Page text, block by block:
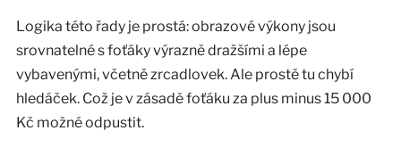
Logika této řady je prostá: obrazové výkony jsou
srovnatelné s foťáky výrazně dražšími a lépe
vybavenými, včetně zrcadlovek. Ale prostě tu chybí
hledáček. Což je v zásadě foťáku za plus minus 15 000
Kč možné odpustit.